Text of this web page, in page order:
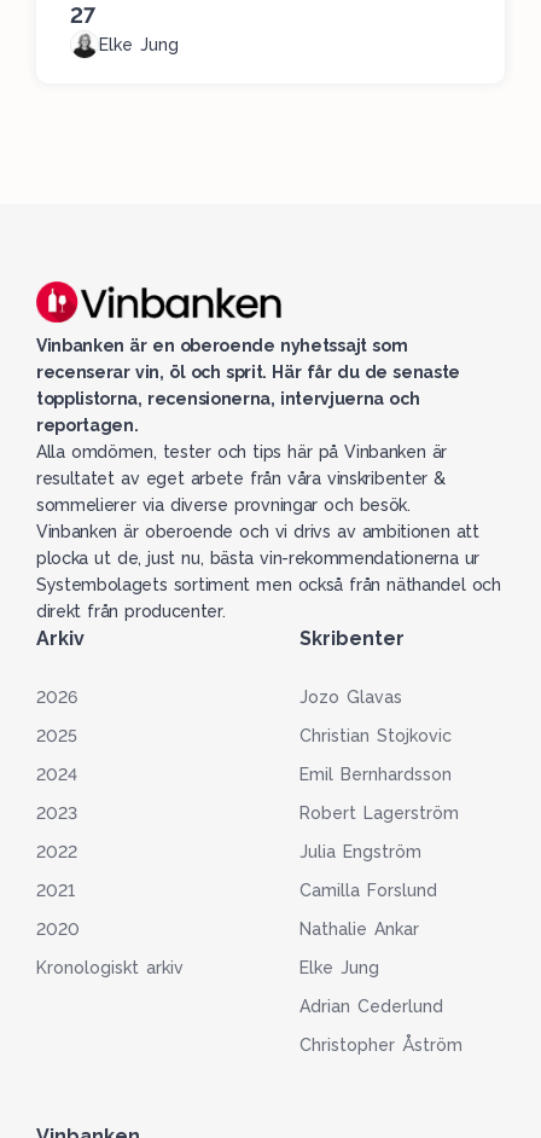
27
Elke Jung
Vinbanken är en oberoende nyhetssajt som
recenserar vin, öl och sprit. Här får du de senaste
topplistorna, recensionerna, intervjuerna och
reportagen.
Alla omdömen, tester och tips här på Vinbanken är
resultatet av eget arbete från våra vinskribenter &
sommelierer via diverse provningar och besök.
Vinbanken är oberoende och vi drivs av ambitionen att
plocka ut de, just nu, bästa vin-rekommendationerna ur
Systembolagets sortiment men också från näthandel och
direkt från producenter.
Arkiv
2026
2025
2024
2023
2022
2021
2020
Kronologiskt arkiv
Skribenter
Jozo Glavas
Christian Stojkovic
Emil Bernhardsson
Robert Lagerström
Julia Engström
Camilla Forslund
Nathalie Ankar
Elke Jung
Adrian Cederlund
Christopher Åström